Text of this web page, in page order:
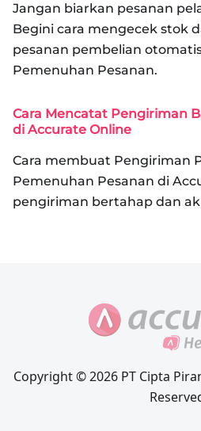
Jangan biarkan pesanan
Begini cara mengecek stok
pesanan pembelian
Pemenuhan Pesanan.
Cara Mencatat Pengiriman
di Accurate Online
Cara membuat Pengiriman
Pemenuhan Pesanan di
pengiriman bertahap dan
Copyright © 2026 PT Cipta